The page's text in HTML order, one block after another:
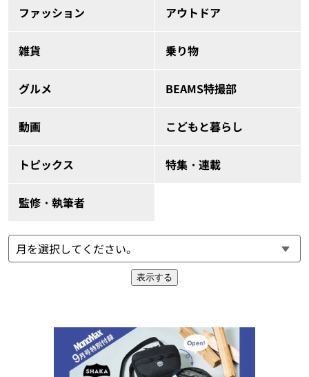
ファッション アウトドア
雑貨 乗り物
グルメ BEAMS特撮部
動画 こどもと暮らし
トピックス 特集・連載
監修・執筆者
表示する